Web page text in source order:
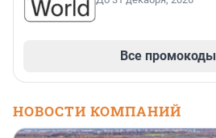
Все промокоды
НОВОСТИ КОМПАНИЙ